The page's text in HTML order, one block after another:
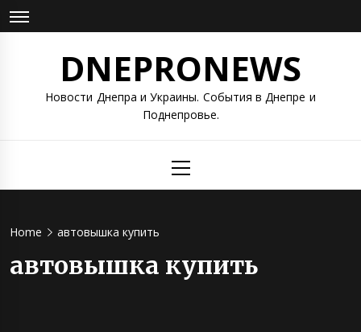
Skip
to
DNEPRONEWS
Новости Днепра и Украины. События в Днепре и
Поднепровье.
Menu
Home автовышка купить
автовышка купить